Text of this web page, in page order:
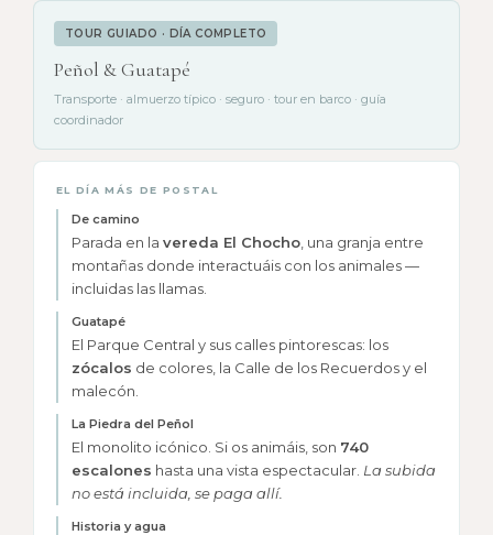
TOUR GUIADO · DÍA COMPLETO
Peñol & Guatapé
Transporte · almuerzo típico · seguro · tour en barco · guía
coordinador
EL DÍA MÁS DE POSTAL
De camino
Parada en la vereda El Chocho , una granja entre
montañas donde interactuáis con los animales —
incluidas las llamas.
Guatapé
El Parque Central y sus calles pintorescas: los
zócalos de colores, la Calle de los Recuerdos y el
malecón.
La Piedra del Peñol
El monolito icónico. Si os animáis, son 740
escalones hasta una vista espectacular. La subida
no está incluida, se paga allí.
Historia y agua